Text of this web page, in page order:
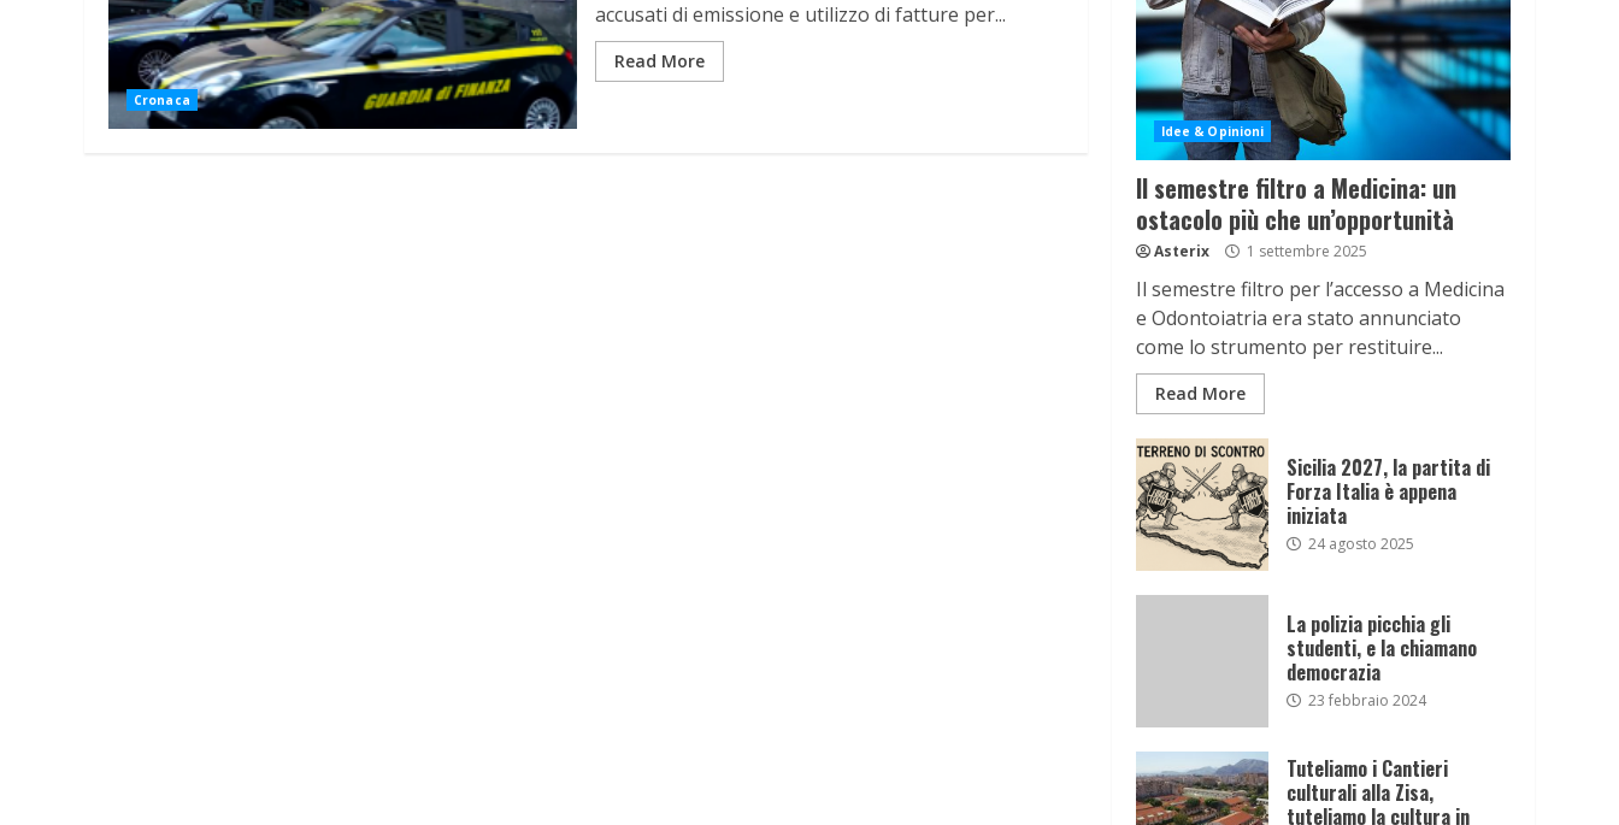
Cronaca
accusati di emissione e utilizzo di fatture per...
Read More
Idee & Opinioni
Il semestre filtro a Medicina: un
ostacolo più che un’opportunità
Asterix 1 settembre 2025
Il semestre filtro per l’accesso a Medicina
e Odontoiatria era stato annunciato
come lo strumento per restituire...
Read More
Sicilia 2027, la partita di
Forza Italia è appena
iniziata
24 agosto 2025
La polizia picchia gli
studenti, e la chiamano
democrazia
23 febbraio 2024
Tuteliamo i Cantieri
culturali alla Zisa,
tuteliamo la cultura in